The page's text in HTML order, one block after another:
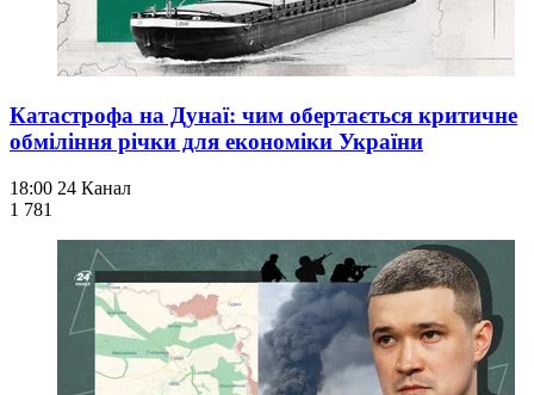
Катастрофа на Дунаї: чим обертається критичне
обміління річки для економіки України
18:00 24 Канал
1 781